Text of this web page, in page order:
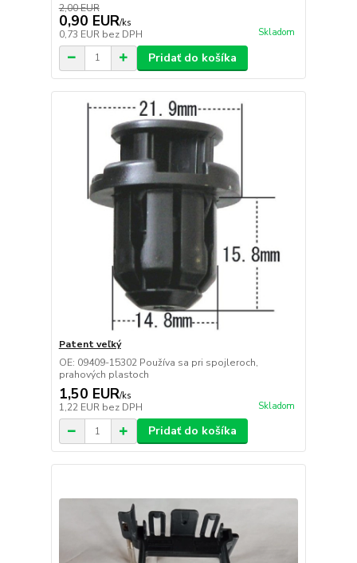
2,00 EUR
0,90 EUR/ks
0,73 EUR bez DPH Skladom
Pridať do košíka
Patent veľký
OE: 09409-15302 Používa sa pri spojleroch,
prahových plastoch
1,50 EUR/ks
1,22 EUR bez DPH Skladom
Pridať do košíka